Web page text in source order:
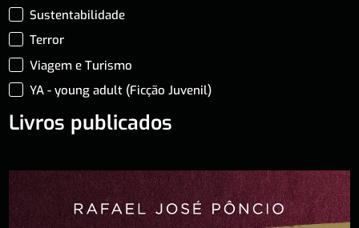
Sustentabilidade
Terror
Viagem e Turismo
YA - young adult (Ficção Juvenil)
Livros publicados